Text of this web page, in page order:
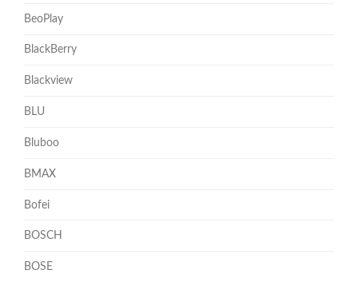
BeoPlay
BlackBerry
Blackview
BLU
Bluboo
BMAX
Bofei
BOSCH
BOSE